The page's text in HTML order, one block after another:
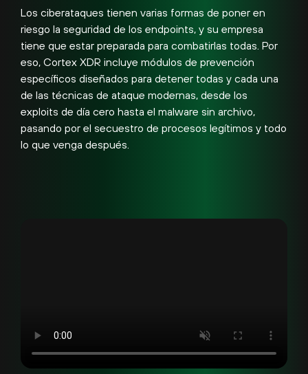
Los ciberataques tienen varias formas de poner en
riesgo la seguridad de los endpoints, y su empresa
tiene que estar preparada para combatirlas todas. Por
eso, Cortex XDR incluye módulos de prevención
específicos diseñados para detener todas y cada una
de las técnicas de ataque modernas, desde los
exploits de día cero hasta el malware sin archivo,
pasando por el secuestro de procesos legítimos y todo
lo que venga después.